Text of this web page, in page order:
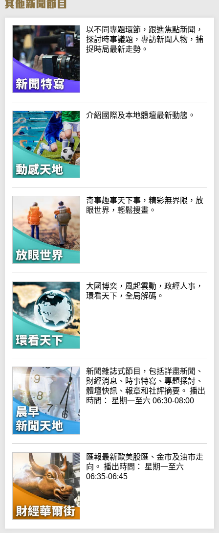
以不同專題環節，跟進焦點新聞，
探討時事議題，專訪新聞人物，捕
捉時局最新走勢。
介紹國際及本地體壇最新動態。
奇事趣事天下事，精彩無界限，放
眼世界，輕鬆搜畫。
大國博奕，風起雲動，政經人事，
環看天下，全局解碼。
新聞雜誌式節目，包括詳盡新聞、
財經消息、時事特寫、專題探討、
體壇快訊、報章和社評摘要。 播出
時間： 星期一至六 06:30-08:00
匯報最新歐美股匯、金市及油市走
向。 播出時間： 星期一至六
06:35-06:45